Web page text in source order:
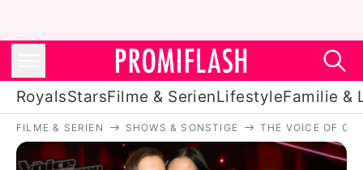
RoyalsStarsFilme & SerienLifestyleFamilie &
Royals
FILME & SERIEN SHOWS & SONSTIGE THE VOICE OF